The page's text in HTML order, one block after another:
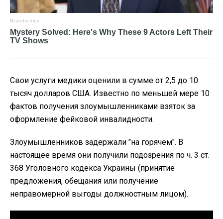
Свои услуги медики оценили в сумме от 2,5 до 10
тысяч долларов США. Известно по меньшей мере 10
фактов получения злоумышленниками взяток за
оформление фейковой инвалидности.
Злоумышленников задержали "на горячем". В
настоящее время они получили подозрения по ч. 3 ст.
368 Уголовного кодекса Украины (принятие
предложения, обещания или получение
неправомерной выгоды должностным лицом).